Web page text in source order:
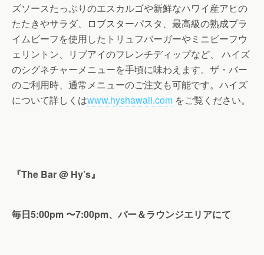
ズソースたっぷりのエスカルゴや新鮮なハワイ産アヒの
たたきやサラダ、ロブスターパスタ、最高級の熟成プラ
イムビーフを使用したトリュフバーガーやミニビーフウ
ェリントン、リブアイのフレンチディップなど、 ハイズ
のシグネチャーメニューを手頃に味わえます。ザ・バー
のご利用時、通常メニューのご注文も可能です。ハイズ
について詳しくはwww.hyshawaii.com をご覧ください。
『The Bar @ Hy’s』
毎日5:00pm 〜7:00pm、バー＆ラウンジエリアにて